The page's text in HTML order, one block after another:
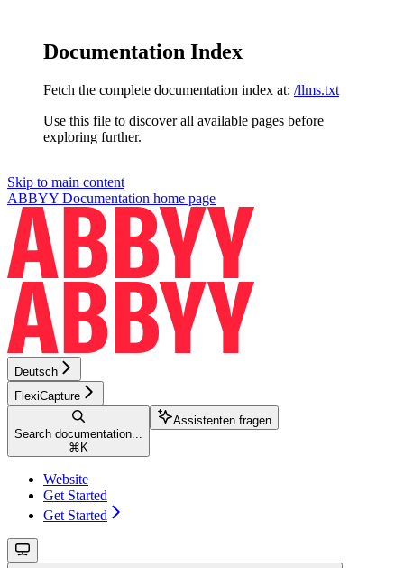
Documentation Index
Fetch the complete documentation index at: /llms.txt
Use this file to discover all available pages before
exploring further.
Skip to main content
ABBYY Documentation home page
Deutsch
FlexiCapture
Search documentation...
⌘ K
Assistenten fragen
Website
Get Started
Get Started